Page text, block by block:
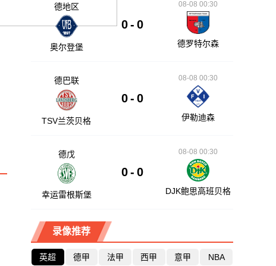
德地区
奥尔登堡
0 - 0
08-08 00:30
德罗特尔森
德巴联
TSV兰茨贝格
0 - 0
08-08 00:30
伊勒迪森
德戊
幸运雷根斯堡
0 - 0
08-08 00:30
DJK鲍思高班贝格
录像推荐
英超 德甲 法甲 西甲 意甲 NBA